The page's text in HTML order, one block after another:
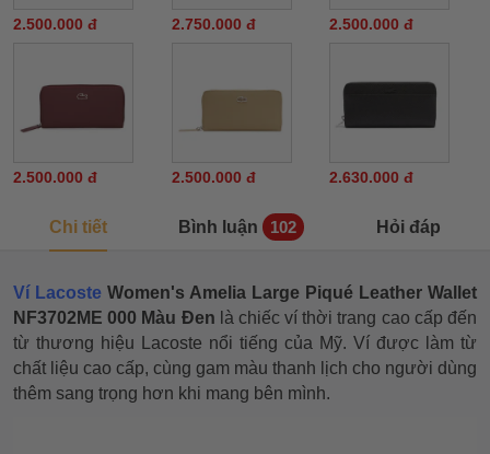
2.500.000 đ 2.750.000 đ 2.500.000 đ
2.500.000 đ 2.500.000 đ 2.630.000 đ
Chi tiết Bình luận 102 Hỏi đáp
Ví Lacoste Women's Amelia Large Piqué Leather Wallet
NF3702ME 000 Màu Đen là chiếc ví thời trang cao cấp đến
từ thương hiệu Lacoste nổi tiếng của Mỹ. Ví được làm từ
chất liệu cao cấp, cùng gam màu thanh lịch cho người dùng
thêm sang trọng hơn khi mang bên mình.